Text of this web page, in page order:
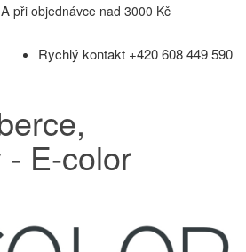
při objednávce nad 3000 Kč
Rychlý kontakt +420 608 449 590
E-color